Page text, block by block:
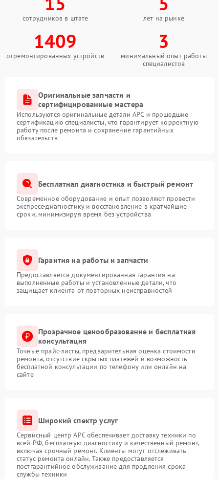
сотрудников в штате лет на рынке
1409
отремонтированных устройств
3
минимальный опыт работы
специалистов
Оригинальные запчасти и
сертифицированные мастера
Используются оригинальные детали APC и прошедшие
сертификацию специалисты, что гарантирует корректную
работу после ремонта и сохранение гарантийных
обязательств
Бесплатная диагностика и быстрый ремонт
Современное оборудование и опыт позволяют провести
экспресс-диагностику и восстановление в кратчайшие
сроки, минимизируя время без устройства
Гарантия на работы и запчасти
Предоставляется документированная гарантия на
выполненные работы и установленные детали, что
защищает клиента от повторных неисправностей
Прозрачное ценообразование и бесплатная
консультация
Точные прайс-листы, предварительная оценка стоимости
ремонта, отсутствие скрытых платежей и возможность
бесплатной консультации по телефону или онлайн на
сайте
Широкий спектр услуг
Сервисный центр APC обеспечивает доставку техники по
всей РФ, бесплатную диагностику и качественный ремонт,
включая срочный ремонт. Клиенты могут отслеживать
статус ремонта онлайн. Также предоставляется
постгарантийное обслуживание для продления срока
службы техники